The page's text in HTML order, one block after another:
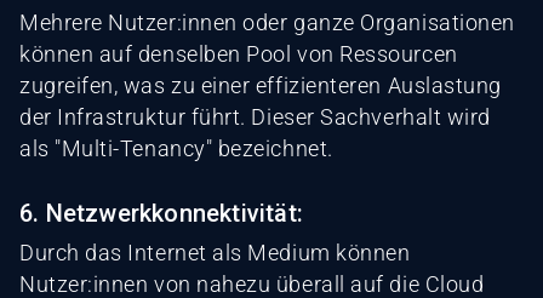
Mehrere Nutzer:innen oder ganze Organisationen
können auf denselben Pool von Ressourcen
zugreifen, was zu einer effizienteren Auslastung
der Infrastruktur führt. Dieser Sachverhalt wird
als "Multi-Tenancy" bezeichnet.
6. Netzwerkkonnektivität:
Durch das Internet als Medium können
Nutzer:innen von nahezu überall auf die Cloud